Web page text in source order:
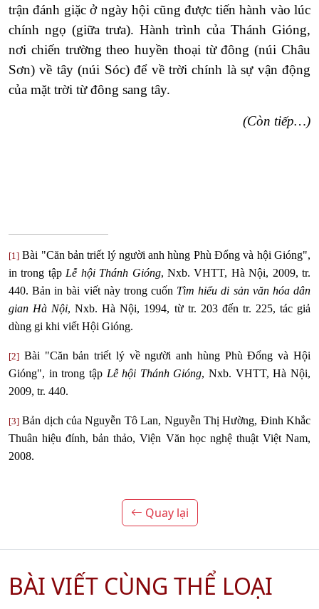
trận đánh giặc ở ngày hội cũng được tiến hành vào lúc
chính ngọ (giữa trưa). Hành trình của Thánh Gióng,
nơi chiến trường theo huyền thoại từ đông (núi Châu
Sơn) về tây (núi Sóc) để về trời chính là sự vận động
của mặt trời từ đông sang tây.
(Còn tiếp…)
[1] Bài "Căn bản triết lý người anh hùng Phù Đổng và hội Gióng",
in trong tậpLễ hội Thánh Gióng, Nxb. VHTT, Hà Nội, 2009, tr.
440. Bản in bài viết này trong cuốn Tìm hiểu di sản văn hóa dân
gian Hà Nội, Nxb. Hà Nội, 1994, từ tr. 203 đến tr. 225, tác giả
dùng gi khi viết Hội Gióng.
[2] Bài "Căn bản triết lý về người anh hùng Phù Đổng và Hội
Gióng", in trong tập Lễ hội Thánh Gióng, Nxb. VHTT, Hà Nội,
2009, tr. 440.
[3] Bản dịch của Nguyễn Tô Lan, Nguyễn Thị Hường, Đinh Khắc
Thuân hiệu đính, bản thảo, Viện Văn học nghệ thuật Việt Nam,
2008.
Quay lại
BÀI VIẾT CÙNG THỂ LOẠI